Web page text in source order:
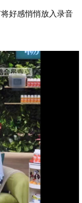
好感悄悄放入录音